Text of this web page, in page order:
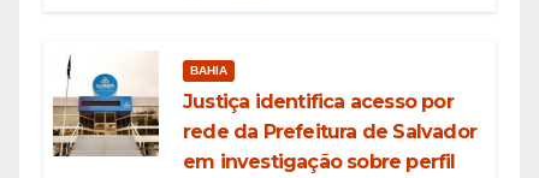
BAHIA
Justiça identifica acesso por
rede da Prefeitura de Salvador
em investigação sobre perfil